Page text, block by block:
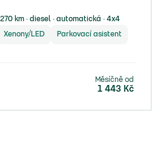
km ∙ diesel ∙ automatická ∙ 4x4
Xenony/LED Parkovací asistent
Měsíčně od
1 443 Kč